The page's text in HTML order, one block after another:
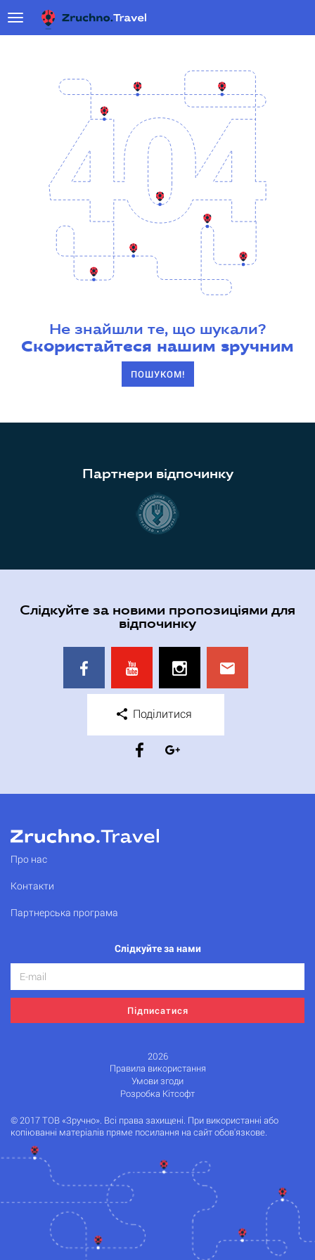
Не знайшли те, що шукали?
Скористайтеся нашим зручним
ПОШУКОМ!
Партнери відпочинку
Слідкуйте за новими пропозиціями для
відпочинку
Поділитися
Про нас
Контакти
Партнерська програма
Слідкуйте за нами
Підписатися
2026
Правила використання
Умови згоди
Розробка Кітсофт
© 2017 ТОВ «Зручно». Всі права захищені. При використанні або
копіюванні матеріалів пряме посилання на сайт обов'язкове.